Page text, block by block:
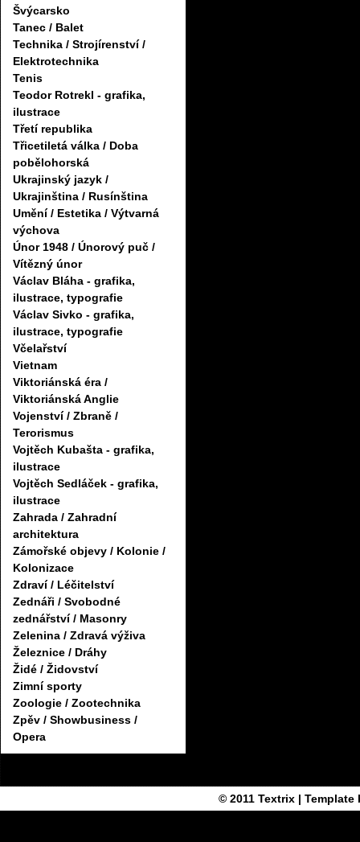
Švýcarsko
Tanec / Balet
Technika / Strojírenství /
Elektrotechnika
Tenis
Teodor Rotrekl - grafika,
ilustrace
Třetí republika
Třicetiletá válka / Doba
pobělohorská
Ukrajinský jazyk /
Ukrajinština / Rusínština
Umění / Estetika / Výtvarná
výchova
Únor 1948 / Únorový puč /
Vítězný únor
Václav Bláha - grafika,
ilustrace, typografie
Václav Sivko - grafika,
ilustrace, typografie
Včelařství
Vietnam
Viktoriánská éra /
Viktoriánská Anglie
Vojenství / Zbraně /
Terorismus
Vojtěch Kubašta - grafika,
ilustrace
Vojtěch Sedláček - grafika,
ilustrace
Zahrada / Zahradní
architektura
Zámořské objevy / Kolonie /
Kolonizace
Zdraví / Léčitelství
Zednáři / Svobodné
zednářství / Masonry
Zelenina / Zdravá výživa
Železnice / Dráhy
Židé / Židovství
Zimní sporty
Zoologie / Zootechnika
Zpěv / Showbusiness /
Opera
© 2011 Textrix| Template